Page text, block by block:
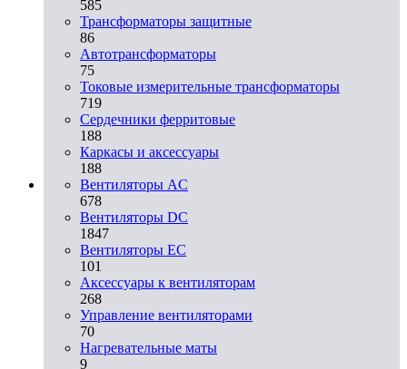
585
Трансформаторы защитные
86
Автотрансформаторы
75
Токовые измерительные трансформаторы
719
Сердечники ферритовые
188
Каркасы и аксессуары
188
Вентиляторы AC
678
Вентиляторы DC
1847
Вентиляторы EC
101
Аксессуары к вентиляторам
268
Управление вентиляторами
70
Нагревательные маты
9